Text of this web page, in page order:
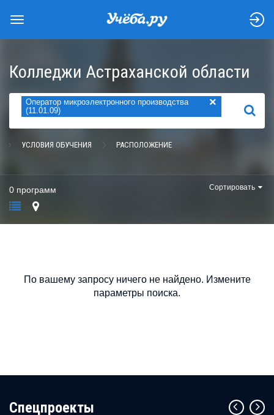
Колледжи Астраханской области
Оператор микроэлектронного производства
(11.01.09)
×
НАЙТИ
УСЛОВИЯ ОБУЧЕНИЯ РАСПОЛОЖЕНИЕ
0 программ Сортировать
По вашему запросу ничего не найдено. Измените
параметры поиска.
Cпецпроекты